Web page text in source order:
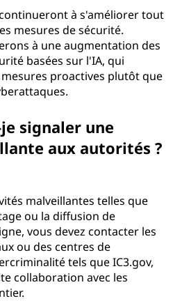
à s'améliorer tout
mesures de sécurité.
à une augmentation des
basées sur l'IA, qui
proactives plutôt que
signaler une
aux autorités ?
malveillantes telles que
ou la diffusion de
vous devez contacter les
ou des centres de
tels que IC3.gov,
collaboration avec les